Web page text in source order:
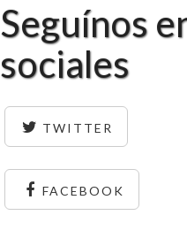
Seguínos
sociales
TWITTER
FACEBOOK